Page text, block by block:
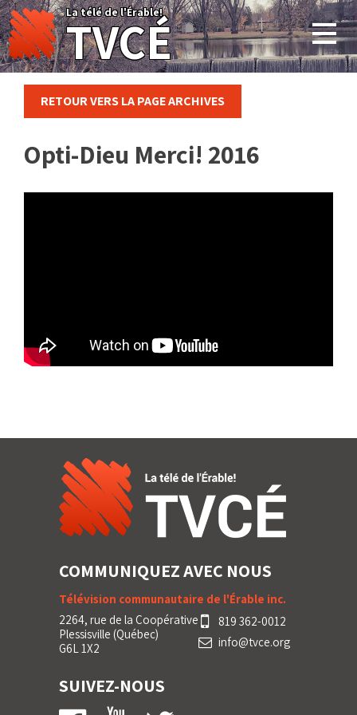
Skip
to
content
La télé de l'Érable!
TVCÉ
RETOUR VERS LA PAGE ARCHIVES
Opti-Dieu Merci! 2016
COMMUNIQUEZ AVEC NOUS
Télévision communautaire de l'Érable inc.
2264, rue de la Coopérative
Plessisville (Québec)
G6L 1X2
819 362-0012
info@tvce.org
SUIVEZ-NOUS